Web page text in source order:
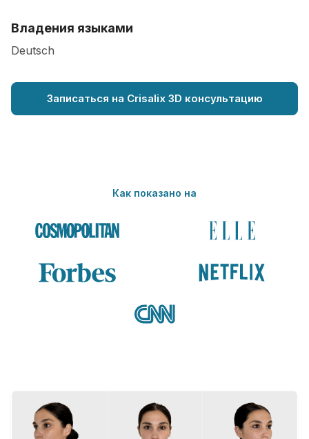
Владения языками
Deutsch
Записаться на Crisalix 3D консультацию
Как показано на